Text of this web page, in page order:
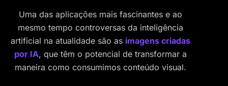
Uma das aplicações mais fascinantes e ao
mesmo tempo controversas da inteligência
artificial na atualidade são as imagens criadas
por IA, que têm o potencial de transformar a
maneira como consumimos conteúdo visual.